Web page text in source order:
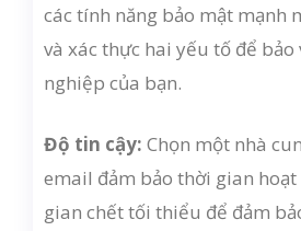
các tính năng bảo mật mạnh
và xác thực hai yếu tố để
nghiệp của bạn.
Độ tin cậy: Chọn một nhà
email đảm bảo thời gian hoạt
gian chết tối thiểu để đảm